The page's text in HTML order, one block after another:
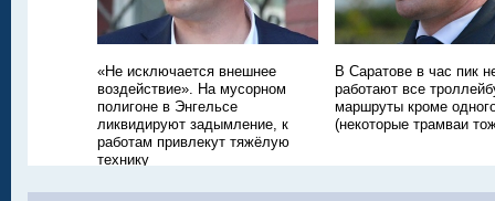
«Не исключается внешнее
воздействие». На мусорном
полигоне в Энгельсе
ликвидируют задымление, к
работам привлекут тяжёлую
технику
В Саратове в час пик
работают все
маршруты кроме
(некоторые трамваи